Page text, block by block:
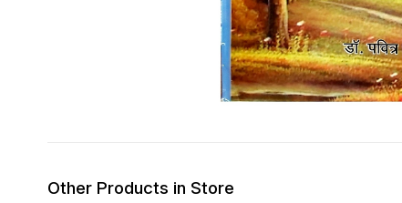
Other Products in Store